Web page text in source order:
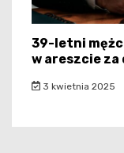
39-letni
w areszcie za
3 kwietnia 2025